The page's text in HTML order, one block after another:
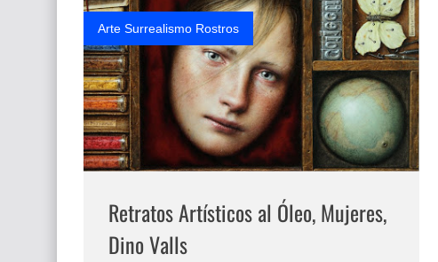
Que significan los cuadros de negras africanas?
El mundo del arte en pintura surrealista
Arte Surrealismo Rostros
Retratos Artísticos al Óleo, Mujeres,
Dino Valls